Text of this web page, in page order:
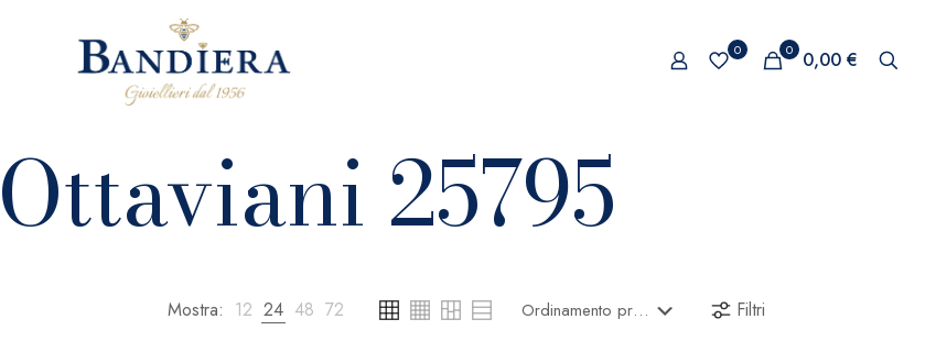
0 0 0,00 €
25795
Mostra: 12 24 48 72 Filtri